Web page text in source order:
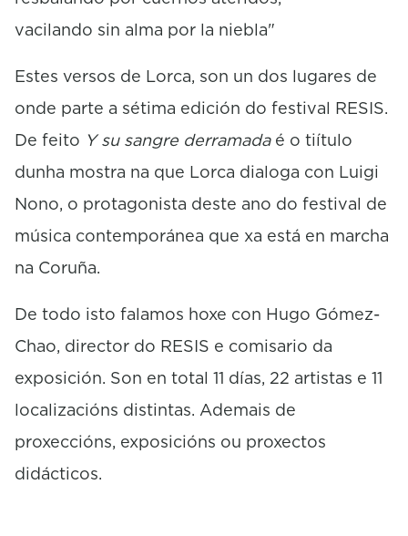
vacilando sin alma por la niebla"
Estes versos de Lorca, son un dos lugares de
onde parte a sétima edición do festival RESIS.
De feito Y su sangre derramadaé o tiítulo
dunha mostra na que Lorca dialoga con Luigi
Nono, o protagonista deste ano do festival de
música contemporánea que xa está en marcha
na Coruña.
De todo isto falamos hoxe con Hugo Gómez-
Chao, director do RESIS e comisario da
exposición. Son en total 11 días, 22 artistas e 11
localizacións distintas. Ademais de
proxeccións, exposicións ou proxectos
didácticos.